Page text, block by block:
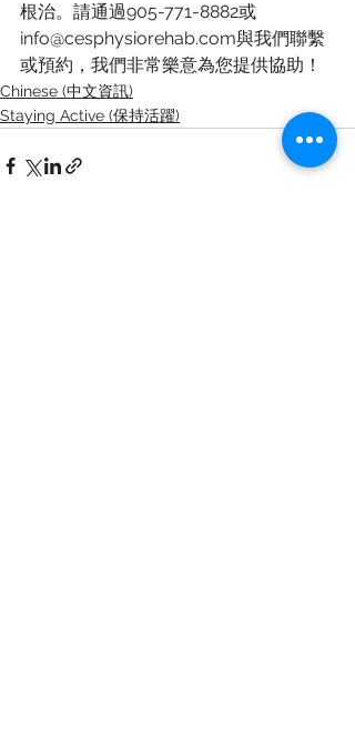
根治。請通過905-771-8882或
info@cesphysiorehab.com與我們聯繫
或預約，我們非常樂意為您提供協助！
Chinese (中文資訊)
Staying Active (保持活躍)